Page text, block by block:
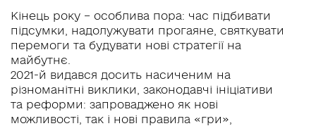
Заходи
Контакти
+38 048 784 88 88
UARUEN
Кінець року – особлива пора: час підбивати
підсумки, надолужувати прогаяне, святкувати
перемоги та будувати нові стратегії на
майбутнє.
2021-й видався досить насиченим на
різноманітні виклики, законодавчі ініціативи
та реформи: запроваджено як нові
можливості, так і нові правила «гри»,